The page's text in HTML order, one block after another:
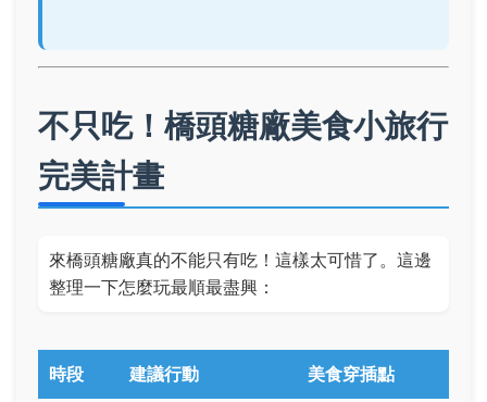
不只吃！橋頭糖廠美食小旅行
完美計畫
來橋頭糖廠真的不能只有吃！這樣太可惜了。這邊
整理一下怎麼玩最順最盡興：
時段 建議行動 美食穿插點